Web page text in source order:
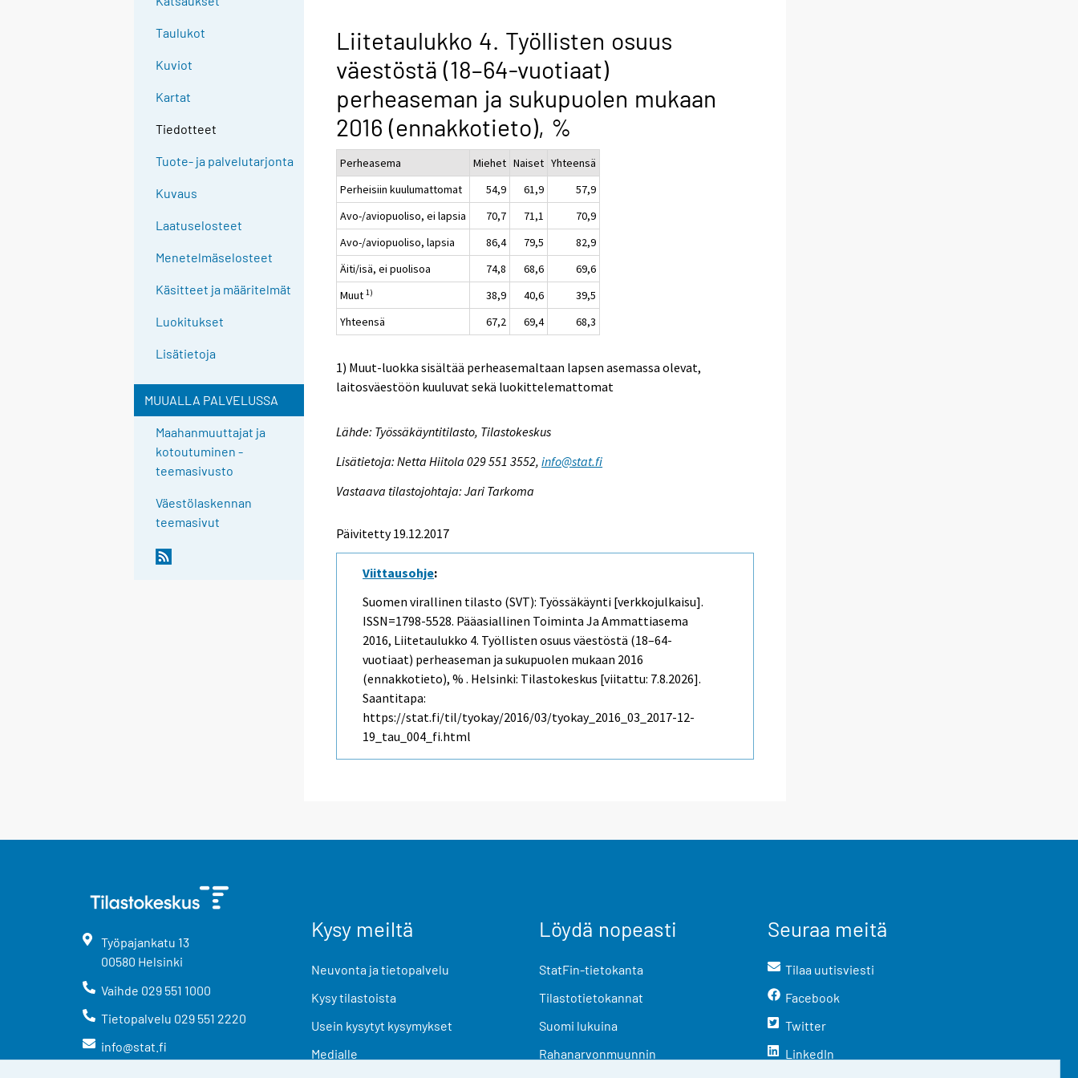
Taulukot
Kuviot
Kartat
Tiedotteet
Tuote- ja palvelutarjonta
Kuvaus
Laatuselosteet
Menetelmäselosteet
Käsitteet ja määritelmät
Luokitukset
Lisätietoja
MUUALLA PALVELUSSA
Maahanmuuttajat ja
kotoutuminen -
teemasivusto
Väestölaskennan
teemasivut
Liitetaulukko 4. Työllisten osuus
väestöstä (18–64-vuotiaat)
perheaseman ja sukupuolen mukaan
2016 (ennakkotieto), %
Perheasema Miehet Naiset Yhteensä
Perheisiin kuulumattomat
54,9 61,9
57,9
Avo-/aviopuoliso, ei lapsia
70,7 71,1
70,9
Avo-/aviopuoliso, lapsia
86,4 79,5
82,9
Äiti/isä, ei puolisoa
74,8 68,6
69,6
Muut1) 38,9 40,6
39,5
Yhteensä
67,2 69,4 68,3
1) Muut-luokka sisältää perheasemaltaan lapsen asemassa olevat,
laitosväestöön kuuluvat sekä luokittelemattomat
Lähde: Työssäkäyntitilasto, Tilastokeskus
Lisätietoja: Netta Hiitola 029 551 3552,info@stat.fi
Vastaava tilastojohtaja: Jari Tarkoma
Päivitetty 19.12.2017
Viittausohje:
Suomen virallinen tilasto (SVT): Työssäkäynti [verkkojulkaisu].
ISSN=1798-5528. Pääasiallinen Toiminta Ja Ammattiasema
2016, Liitetaulukko 4. Työllisten osuus väestöstä (18–64-
vuotiaat) perheaseman ja sukupuolen mukaan 2016
(ennakkotieto), % . Helsinki: Tilastokeskus [viitattu: 7.8.2026].
Saantitapa:
https://stat.fi/til/tyokay/2016/03/tyokay_2016_03_2017-12-
19_tau_004_fi.html
Työpajankatu 13
00580 Helsinki
Vaihde 029 551 1000
Tietopalvelu 029 551 2220
info@stat.fi
Kysy meiltä
Neuvonta ja tietopalvelu
Kysy tilastoista
Usein kysytyt kysymykset
Medialle
Löydä nopeasti
StatFin-tietokanta
Tilastotietokannat
Suomi lukuina
Rahanarvonmuunnin
Seuraa meitä
Tilaa uutisviesti
Facebook
Twitter
LinkedIn